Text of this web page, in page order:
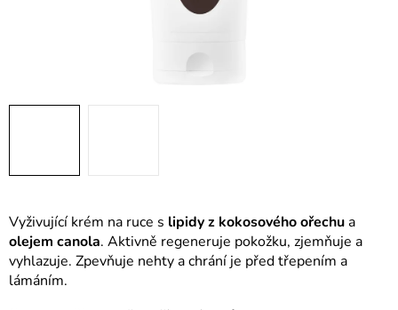
Vyživující krém na ruce s lipidy z kokosového ořechua
olejem canola. Aktivně regeneruje pokožku, zjemňuje a
vyhlazuje. Zpevňuje nehty a chrání je před třepením a
lámáním.